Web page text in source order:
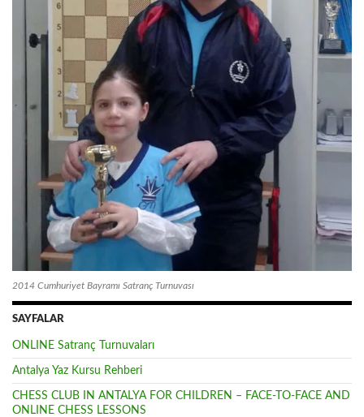
2014 Cumhuriyet Bayramı Satranç Turnuvası
SAYFALAR
ONLINE Satranç Turnuvaları
Antalya Yaz Kursu Rehberi
CHESS CLUB IN ANTALYA FOR CHILDREN – FACE-TO-FACE AND
ONLINE CHESS LESSONS